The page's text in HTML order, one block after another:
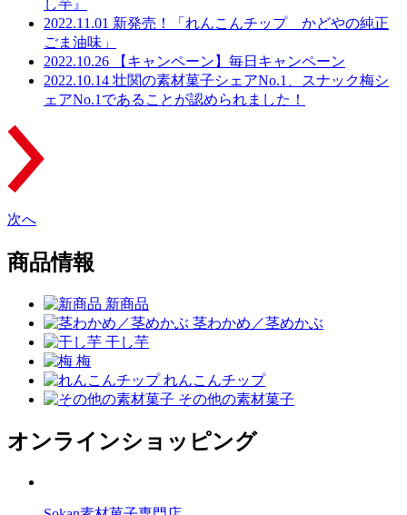
し芋』
2022.11.01 新発売！「れんこんチップ かどやの純正
ごま油味」
2022.10.26
【キャンペーン】毎日キャンペーン
2022.10.14 壮関の素材菓子シェアNo.1、スナック梅シ
ェアNo.1であることが認められました！
次へ
商品情報
新商品
茎わかめ／茎めかぶ
干し芋
梅
れんこんチップ
その他の素材菓子
オンラインショッピング